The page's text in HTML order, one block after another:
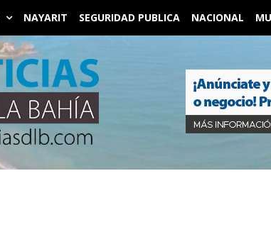
NAYARIT SEGURIDAD PUBLICA NACIONAL